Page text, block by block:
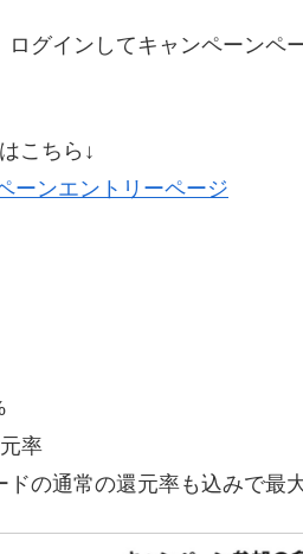
グインしてキャンペーンペ
こちら↓
ーンエントリーページ
率
ドの通常の還元率も込みで最